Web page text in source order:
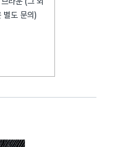
별도 문의)